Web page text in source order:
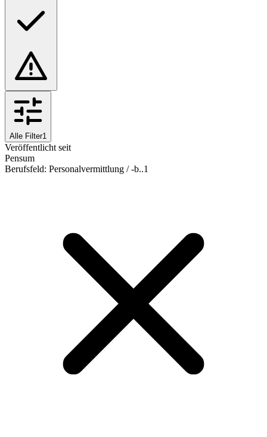
Alle Filter1
Veröffentlicht seit
Pensum
Berufsfeld: Personalvermittlung / -b..1